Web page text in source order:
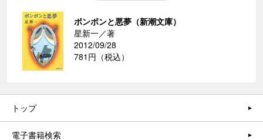
ボンボンと悪夢（新潮文庫）
星新一／著
2012/09/28
781円（税込）
トップ
電子書籍検索